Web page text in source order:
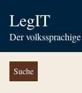
LegIT
Der
Suche